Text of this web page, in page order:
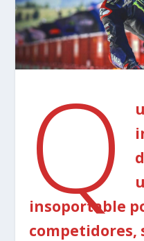
Q
insoportable
competidores,